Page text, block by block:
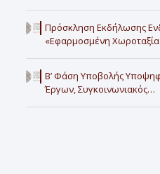
Πρόσκληση Εκδήλωσης
«Εφαρμοσμένη
Β’ Φάση Υποβολής
Έργων, Συγκοινωνιακός…